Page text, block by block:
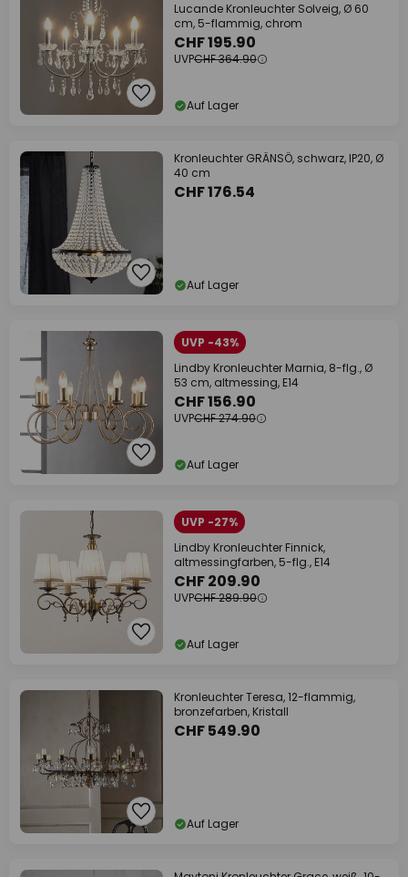
Lucande Kronleuchter Solveig, Ø 60
cm, 5-flammig, chrom
CHF 195.90
UVPCHF 364.90
Auf Lager
Kronleuchter GRÄNSÖ, schwarz, IP20, Ø
40 cm
CHF 176.54
Auf Lager
UVP -43%
Lindby Kronleuchter Marnia, 8-flg., Ø
53 cm, altmessing, E14
CHF 156.90
UVPCHF 274.90
Auf Lager
UVP -27%
Lindby Kronleuchter Finnick,
altmessingfarben, 5-flg., E14
CHF 209.90
UVPCHF 289.90
Auf Lager
Kronleuchter Teresa, 12-flammig,
bronzefarben, Kristall
CHF 549.90
Auf Lager